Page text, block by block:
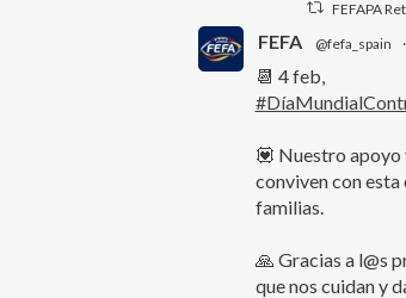
FEFAPA
FEFA @fefa_spain ·
📆 4 feb,
💟 Nuestro apoyo
conviven con esta
familias.
🙏 Gracias a l@s
que nos cuidan y